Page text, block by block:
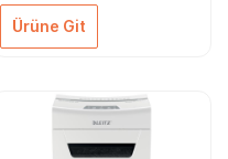
Ürüne Git